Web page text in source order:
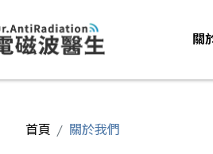
關
首頁 關於我們